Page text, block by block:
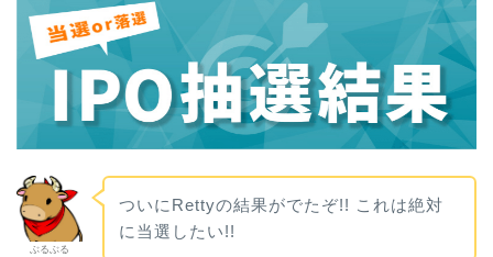
ぶるぶる
ついにRettyの結果がでたぞ!! これは絶対
に当選したい!!